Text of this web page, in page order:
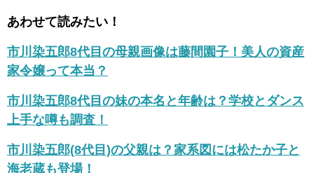
あわせて読みたい！
市川染五郎8代目の母親画像は藤間園子！美人の資産
家令嬢って本当？
市川染五郎8代目の妹の本名と年齢は？学校とダンス
上手な噂も調査！
市川染五郎(8代目)の父親は？家系図には松たか子と
海老蔵も登場！